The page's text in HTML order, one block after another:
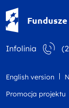
Infolinia
English version
Promocja projektu